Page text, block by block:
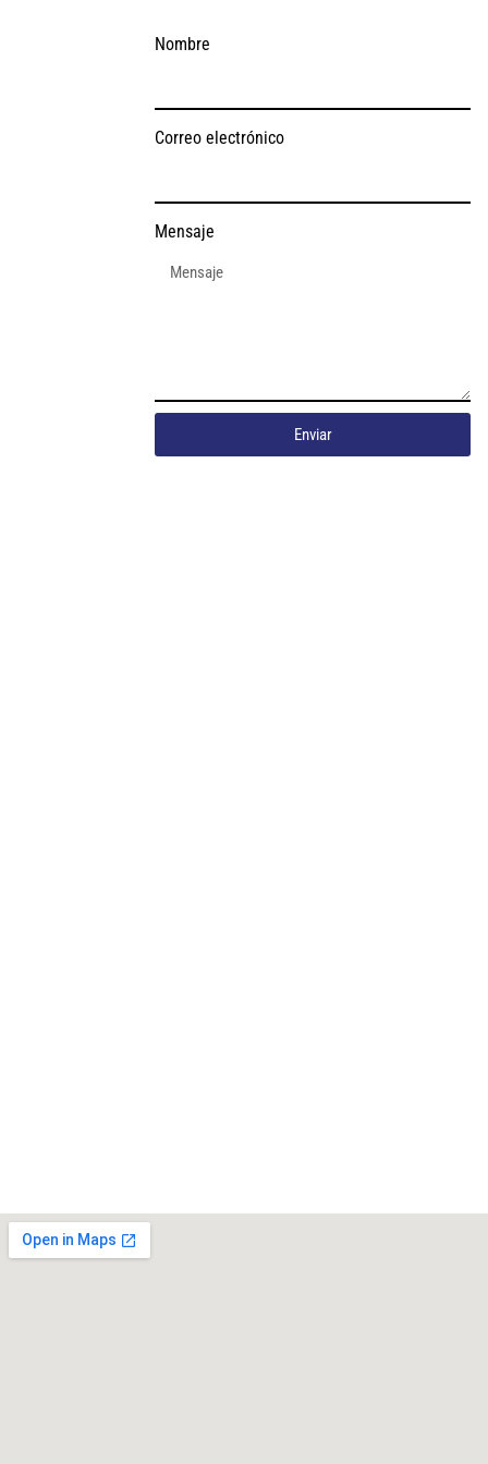
Nombre
Correo electrónico
Mensaje
Enviar